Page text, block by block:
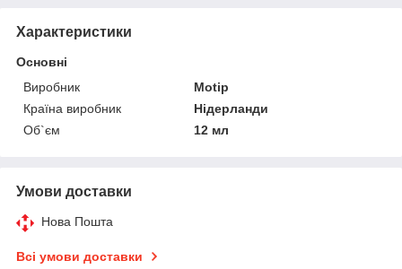
Характеристики
Основні
Виробник
Motip
Країна виробник
Нідерланди
Об`єм
12 мл
Умови доставки
Нова Пошта
Всі умови доставки